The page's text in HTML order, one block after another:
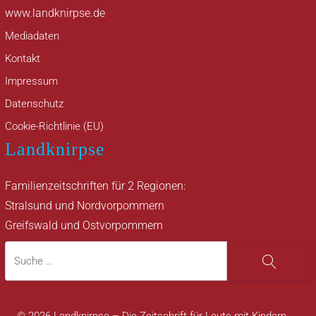
www.landknirpse.de
Mediadaten
Kontakt
Impressum
Datenschutz
Cookie-Richtlinie (EU)
Landknirpse
Familienzeitschriften für 2 Regionen:
Stralsund und Nordvorpommern
Greifswald und Ostvorpommern
Suche
Suche